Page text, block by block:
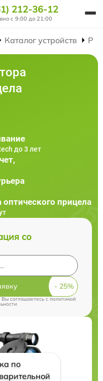
212-36-12
с 9:00 до 21:00
Каталог устройств
до 3 лет
прицела
со
Вы соглашаетесь cполитикой
по